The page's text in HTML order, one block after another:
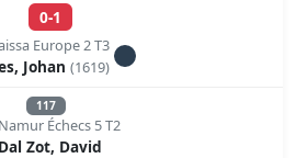
0-1
Europe 2 T3
Johan (1619)
117
Namur Échecs 5 T2
Dal Zot, David